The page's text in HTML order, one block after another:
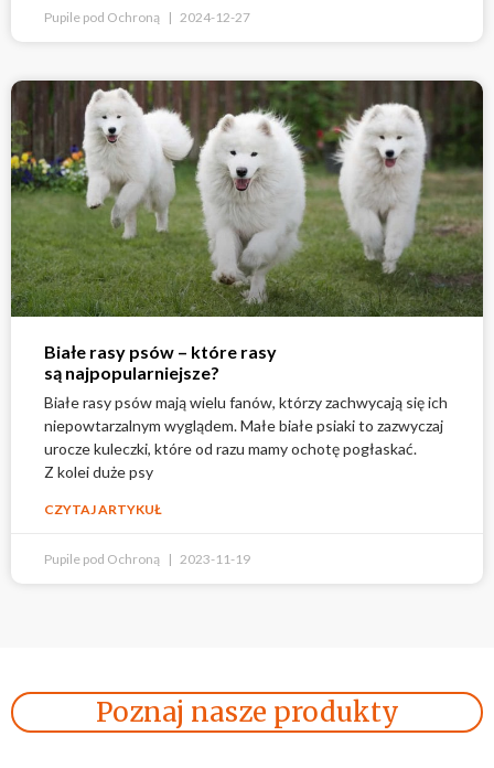
Pupile pod Ochroną 2024-12-27
Białe rasy psów – które rasy
są najpopularniejsze?
Białe rasy psów mają wielu fanów, którzy zachwycają się ich
niepowtarzalnym wyglądem. Małe białe psiaki to zazwyczaj
urocze kuleczki, które od razu mamy ochotę pogłaskać.
Z kolei duże psy
CZYTAJ ARTYKUŁ
Pupile pod Ochroną 2023-11-19
Poznaj nasze produkty